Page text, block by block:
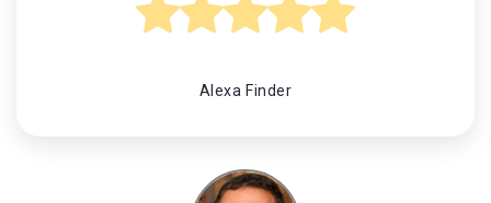
Alexa Finder